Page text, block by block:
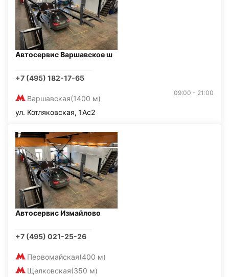
Автосервис Варшавское ш
+7 (495) 182-17-65
Варшавская(1400 м)
09:00 - 21:00
ул. Котляковская, 1Ас2
Автосервис Измайлово
+7 (495) 021-25-26
Первомайская(400 м)
Щелковская(350 м)